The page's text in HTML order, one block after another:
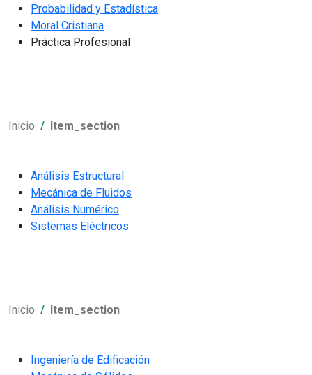
Probabilidad y Estadística
Moral Cristiana
Práctica Profesional
Inicio Item_section
Análisis Estructural
Mecánica de Fluidos
Análisis Numérico
Sistemas Eléctricos
Inicio Item_section
Ingeniería de Edificación